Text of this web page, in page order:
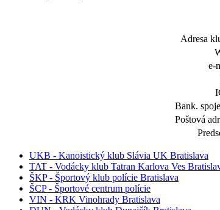
Adresa
e-
Bank.
Poštová
UKB - Kanoistický klub Slávia UK Bratislava
TAT - Vodácky klub Tatran Karlova Ves
ŠKP - Športový klub polície Bratislava
ŠCP - Športové centrum polície
VIN - KRK Vinohrady Bratislava